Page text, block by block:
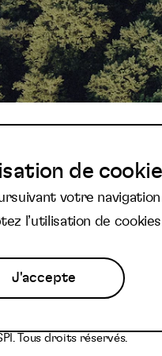
vous
Tous droits réservés.
de
votre
l’utilisation de
J'accepte